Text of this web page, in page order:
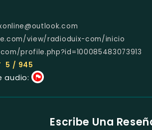
view/radioduix-com/inicio
profile.php?id=100085483073913
5 / 945
audio:
Escribe Una